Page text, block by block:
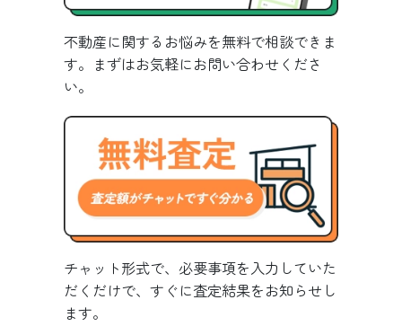
不動産に関するお悩みを無料で相談できま
す。まずはお気軽にお問い合わせくださ
い。
チャット形式で、必要事項を入力していた
だくだけで、すぐに査定結果をお知らせし
ます。